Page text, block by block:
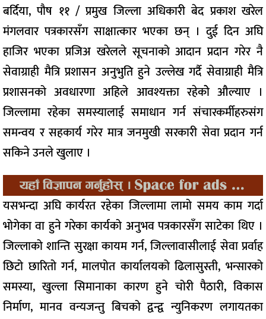
बर्दिया, पौष ११ / प्रमुख जिल्ला अधिकारी बेद प्रकाश खरेल
मंगलवार पत्रकारसँग साक्षात्कार भएका छन् । दुई दिन अघि
हाजिर भएका प्रजिअ खरेलले सूचनाको आदान प्रदान गरेर नै
सेवाग्राही मैत्रि प्रशासन अनुभुति हुने उल्लेख गर्दै सेवाग्राही मैत्रि
प्रशासनको अवधारणा अहिले आवश्यक्ता रहेकोे औल्याए ।
जिल्लामा रहेका समस्यालाई समाधान गर्न संचारकर्मीहरुसंग
समन्वय र सहकार्य गरेर मात्र जनमुखी सरकारी सेवा प्रदान गर्न
सकिने उनले खुलाए ।
यसभन्दा अघि कार्यरत रहेका जिल्लामा लामो समय काम गर्दा
भोगेका वा हुने गरेका कार्यको अनुभव पत्रकारसँग साटेका थिए ।
जिल्लाको शान्ति सुरक्षा कायम गर्न, जिल्लावासीलाई सेवा प्रर्वाह
छिटो छारितो गर्न, मालपोत कार्यालयको ढिलासुस्ती, भन्सारको
समस्या, खुल्ला सिमानाका कारण हुने चोरी पैठारी, विकास
निर्माण, मानव वन्यजन्तु बिचको द्वन्द्व न्युनिकरण लगायतका